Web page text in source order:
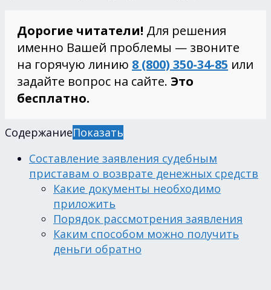
Дорогие читатели! Для решения
именно Вашей проблемы — звоните
на горячую линию 8 (800) 350-34-85 или
задайте вопрос на сайте. Это
бесплатно.
СодержаниеПоказать
Составление заявления судебным
приставам о возврате денежных средств
Какие документы необходимо
приложить
Порядок рассмотрения заявления
Каким способом можно получить
деньги обратно